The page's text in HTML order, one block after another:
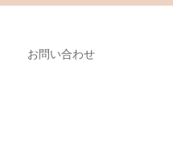
お問い合わせ